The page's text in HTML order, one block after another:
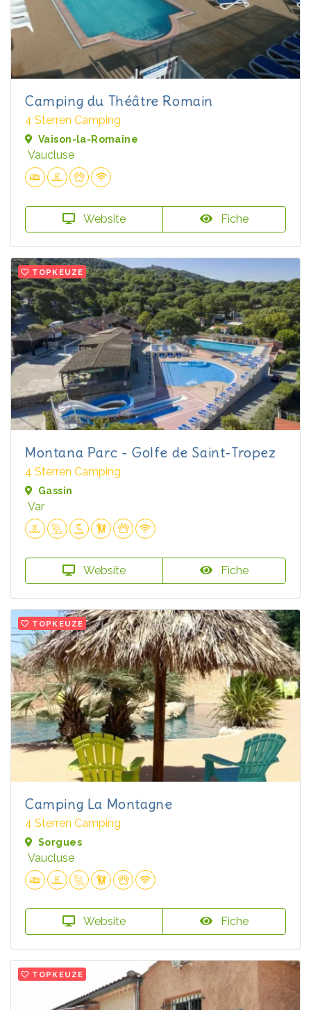
Camping du Théâtre Romain
4 Sterren Camping
Vaison-la-Romaine
Vaucluse
Website Fiche
TOPKEUZE
Montana Parc - Golfe de Saint-Tropez
4 Sterren Camping
Gassin
Var
Website Fiche
TOPKEUZE
Camping La Montagne
4 Sterren Camping
Sorgues
Vaucluse
Website Fiche
TOPKEUZE